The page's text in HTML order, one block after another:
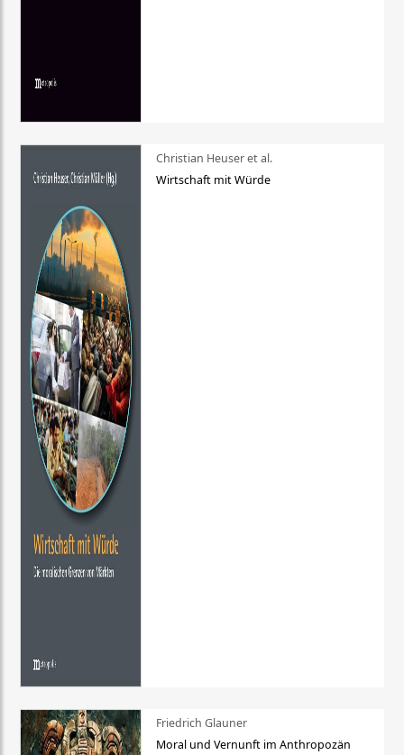
Christian Heuser et al.
Wirtschaft mit Würde
Friedrich Glauner
Moral und Vernunft im Anthropozän